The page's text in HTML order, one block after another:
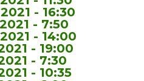
- 16:30
- 7:50
- 14:00
- 19:00
- 7:30
- 10:35